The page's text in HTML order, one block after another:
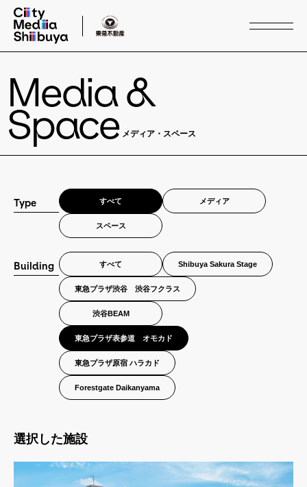
Service
サービス
Media & Space
Case Study
Buildings
施設
Other Area
Contact
お問い合わせ
Contactお問い合わせ
会社情報
Media &
Space メディア・スペース
Type すべて メディア
スペース
Building すべて Shibuya Sakura Stage
東急プラザ渋谷 渋谷フクラス
渋谷BEAM
東急プラザ表参道 オモカド
東急プラザ原宿 ハラカド
Forestgate Daikanyama
選択した施設